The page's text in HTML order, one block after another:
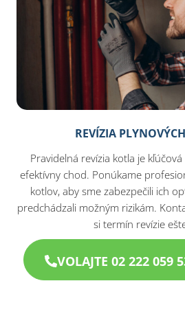
REVÍZIA
Pravidelná revízia kotla je
efektívny chod. Ponúkame
kotlov, aby sme zabezpečili ich
predchádzali možným rizikám.
si termín revízie
VOLAJTE 02 222 059